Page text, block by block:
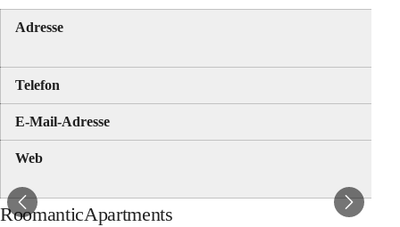
Adresse
Telefon
E-Mail-Adresse
Web
RoomanticApartments